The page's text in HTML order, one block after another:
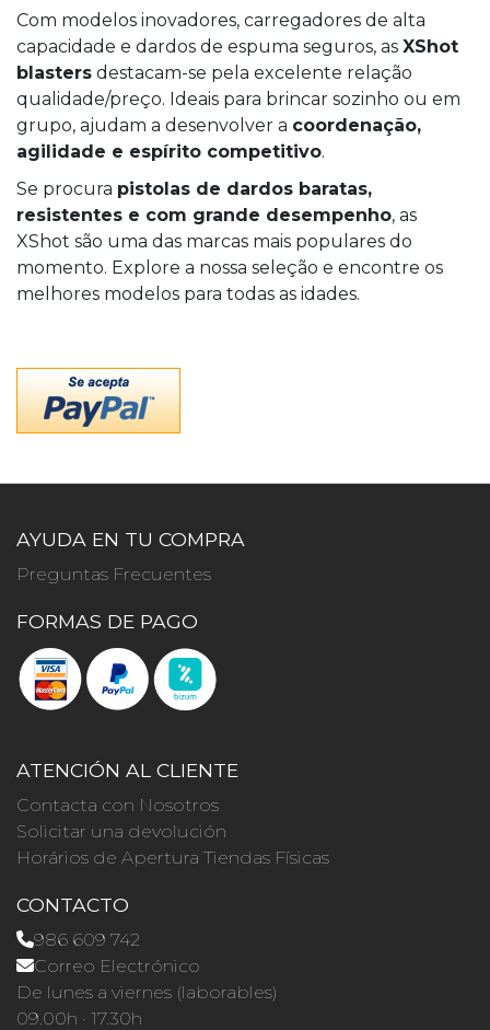
Com modelos inovadores, carregadores de alta
capacidade e dardos de espuma seguros, as XShot
blasters destacam-se pela excelente relação
qualidade/preço. Ideais para brincar sozinho ou em
grupo, ajudam a desenvolver a coordenação,
agilidade e espírito competitivo.
Se procura pistolas de dardos baratas,
resistentes e com grande desempenho, as
XShot são uma das marcas mais populares do
momento. Explore a nossa seleção e encontre os
melhores modelos para todas as idades.
AYUDA EN TU COMPRA
Preguntas Frecuentes
FORMAS DE PAGO
ATENCIÓN AL CLIENTE
Contacta con Nosotros
Solicitar una devolución
Horários de Apertura Tiendas Físicas
CONTACTO
986 609 742
Correo Electrónico
De lunes a viernes (laborables)
09.00h · 17.30h